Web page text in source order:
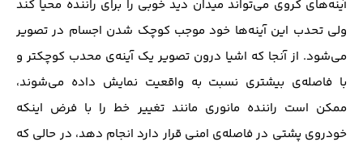
آینه‌های کروی می‌تواند میدان دید خوبی را برای راننده محیا کند
ولی تحدب این آینه‌ها خود موجب کوچک شدن اجسام در تصویر
می‌شود. از آنجا که اشیا درون تصویر یک آینه‌ی محدب کوچکتر و
با فاصله‌ی بیشتری نسبت به واقعیت نمایش داده می‌شوند،
ممکن است راننده مانوری مانند تغییر خط را با فرض اینکه
خودروی پشتی در فاصله‌ی امنی قرار دارد انجام دهد، در حالی که